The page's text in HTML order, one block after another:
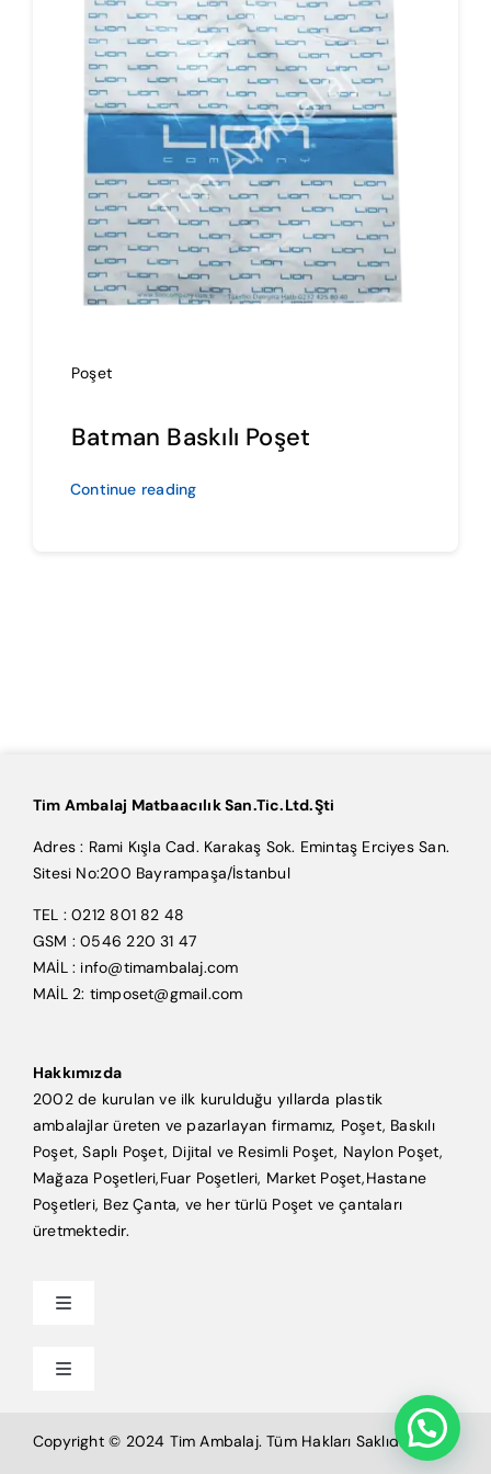
İletişim
Poşet
Batman Baskılı Poşet
Continue reading
Tim Ambalaj Matbaacılık San.Tic.Ltd.Şti
Adres : Rami Kışla Cad. Karakaş Sok. Emintaş Erciyes San.
Sitesi No:200 Bayrampaşa/İstanbul
TEL : 0212 801 82 48
GSM : 0546 220 31 47
MAİL : info@timambalaj.com
MAİL 2: timposet@gmail.com
Hakkımızda
2002 de kurulan ve ilk kurulduğu yıllarda plastik
ambalajlar üreten ve pazarlayan firmamız, Poşet, Baskılı
Poşet, Saplı Poşet, Dijital ve Resimli Poşet, Naylon Poşet,
Mağaza Poşetleri,Fuar Poşetleri, Market Poşet,Hastane
Poşetleri, Bez Çanta, ve her türlü Poşet ve çantaları
üretmektedir.
Toggle
Anasayfa
Tim Ambalaj
Toggle
Copyright © 2024 Tim Ambalaj. Tüm Hakları Saklıdır.